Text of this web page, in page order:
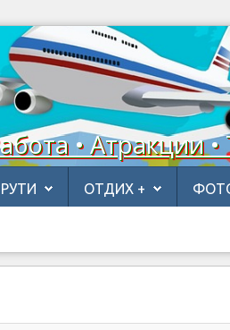
• Атракции
ОТДИХ +